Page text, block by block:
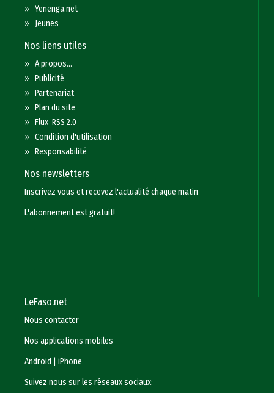
»Yenenga.net
» Jeunes
Nos liens utiles
»A propos...
»Publicité
»Partenariat
»Plan du site
»Flux RSS 2.0
»Condition d'utilisation
»Responsabilité
Nos newsletters
Inscrivez vous et recevez l'actualité chaque matin
L'abonnement est gratuit!
LeFaso.net
Nous contacter
Nos applications mobiles
Android
|iPhone
Suivez nous sur les réseaux sociaux: